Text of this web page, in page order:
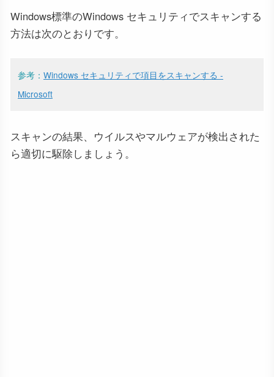
Windows標準のWindows セキュリティでスキャンする
方法は次のとおりです。
参考： Windows セキュリティで項目をスキャンする -
Microsoft
スキャンの結果、ウイルスやマルウェアが検出された
ら適切に駆除しましょう。